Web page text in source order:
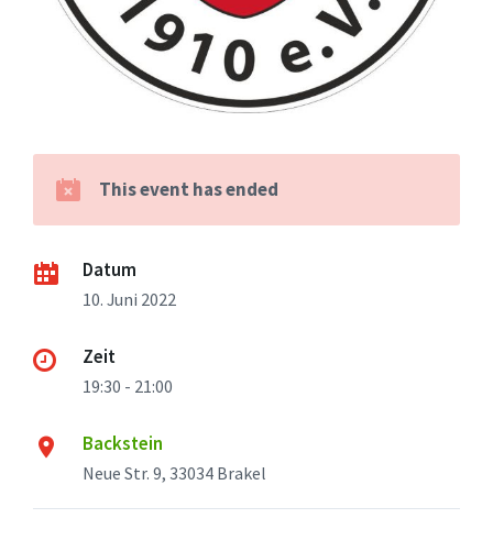
This event has ended
Datum
10. Juni 2022
Zeit
19:30 - 21:00
Backstein
Neue Str. 9, 33034 Brakel